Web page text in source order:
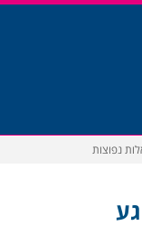
נפוצות